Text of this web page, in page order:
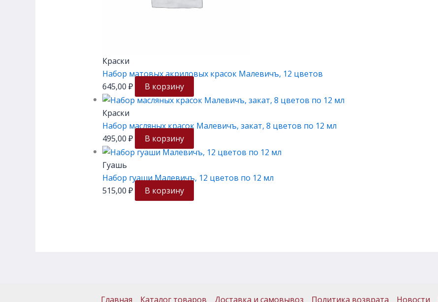
Краски
Набор матовых акриловых красок Малевичъ, 12 цветов
645,00 ₽ В корзину
Краски
Набор масляных красок Малевичъ, закат, 8 цветов по 12 мл
495,00 ₽ В корзину
Гуашь
Набор гуаши Малевичъ, 12 цветов по 12 мл
515,00 ₽ В корзину
Главная Каталог товаров Доставка и самовывоз Политика возврата Новости